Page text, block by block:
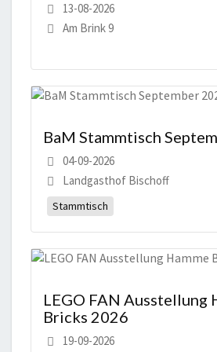
13-08-2026
Am Brink 9
BaM Stammtisch
04-09-2026
Landgasthof Bischoff
Stammtisch
LEGO FAN Ausstellung
Bricks 2026
19-09-2026